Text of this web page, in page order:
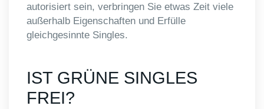
autorisiert sein, verbringen Sie etwas Zeit viele
außerhalb Eigenschaften und Erfülle
gleichgesinnte Singles.
IST GRÜNE SINGLES
FREI?